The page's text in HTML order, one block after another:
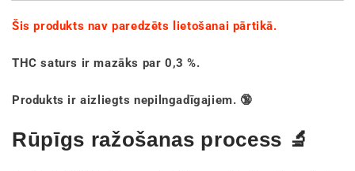
Šis produkts nav paredzēts lietošanai pārtikā.
THC saturs ir mazāks par 0,3 %.
Produkts ir aizliegts nepilngadīgajiem. 🔞
Rūpīgs ražošanas process 🔬